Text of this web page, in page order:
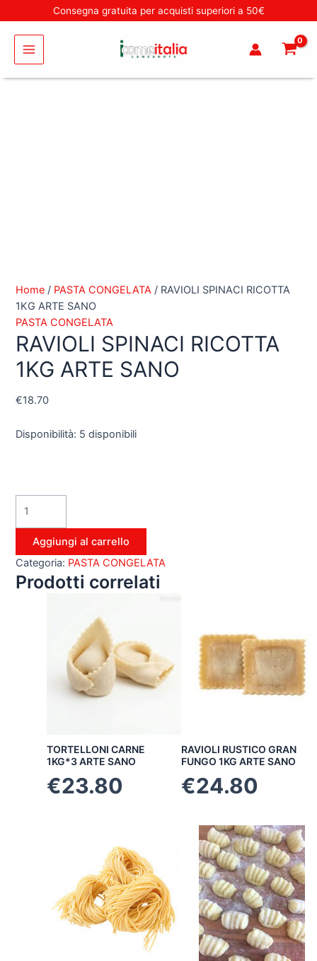
al
contenuto
Consegna gratuita per acquisti superiori a 50€
Main
Menu
Home / PASTA CONGELATA / RAVIOLI SPINACI RICOTTA
1KG ARTE SANO
PASTA CONGELATA
RAVIOLI SPINACI RICOTTA
1KG ARTE SANO
€18.70
Disponibilità: 5 disponibili
RAVIOLI
SPINACI
RICOTTA
1KG
Aggiungi al carrello
Categoria: PASTA CONGELATA
Prodotti correlati
TORTELLONI CARNE
1KG*3 ARTE SANO
€23.80
RAVIOLI RUSTICO GRAN
FUNGO 1KG ARTE SANO
€24.80